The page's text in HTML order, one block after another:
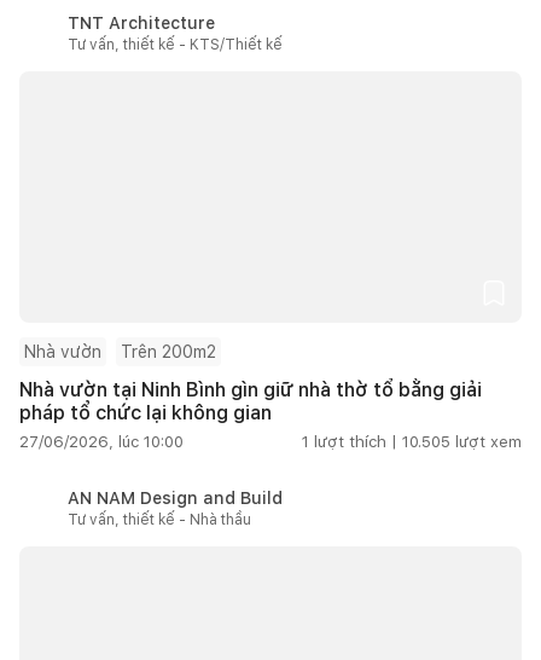
TNT Architecture
Tư vấn, thiết kế - KTS/Thiết kế
Nhà vườn Trên 200m2
Nhà vườn tại Ninh Bình gìn giữ nhà thờ tổ bằng giải
pháp tổ chức lại không gian
27/06/2026, lúc 10:00 1 lượt thích | 10.505 lượt xem
AN NAM Design and Build
Tư vấn, thiết kế - Nhà thầu